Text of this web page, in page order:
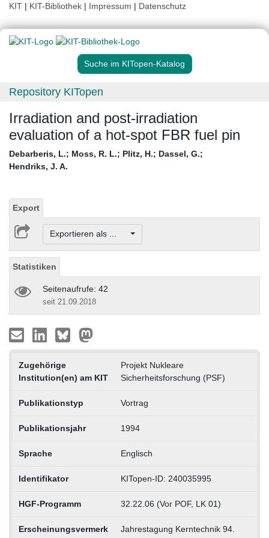
KIT | KIT-Bibliothek | Impressum | Datenschutz
Suche im KITopen-Katalog
Repository KITopen
Irradiation and post-irradiation
evaluation of a hot-spot FBR fuel pin
Debarberis, L.; Moss, R. L.; Plitz, H.; Dassel, G.;
Hendriks, J. A.
Export
Exportieren als ...
Statistiken
Seitenaufrufe: 42
seit 21.09.2018
Zugehörige
Institution(en) am KIT
Projekt Nukleare
Sicherheitsforschung (PSF)
Publikationstyp Vortrag
Publikationsjahr 1994
Sprache Englisch
Identifikator KITopen-ID: 240035995
HGF-Programm 32.22.06 (Vor POF, LK 01)
Erscheinungsvermerk
Jahrestagung Kerntechnik 94.